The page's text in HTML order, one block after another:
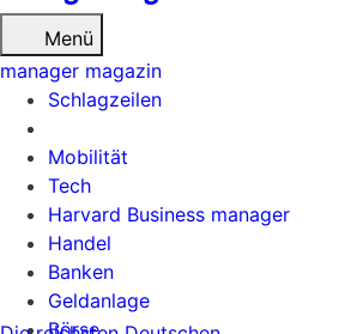
Menü
Schlagzeilen
Mobilität
Tech
Harvard Business manager
Handel
Banken
Geldanlage
Börse
manager magazin